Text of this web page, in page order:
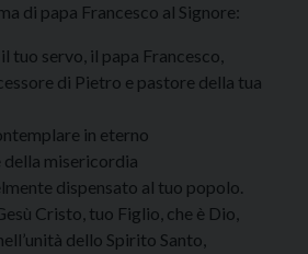
di papa Francesco al Signore:
tuo servo, il papa Francesco,
di Pietro e pastore della tua
in eterno
della misericordia
dispensato al tuo popolo.
Cristo, tuo Figlio, che è Dio,
dello Spirito Santo,